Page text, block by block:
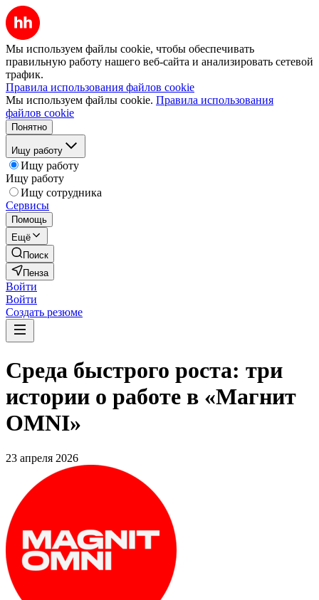
Мы используем файлы cookie, чтобы обеспечивать
правильную работу нашего веб-сайта и анализировать сетевой
трафик.
Правила использования файлов cookie
Мы используем файлы cookie. Правила использования
файлов cookie
Понятно
Ищу работу
Ищу работу
Ищу работу
Ищу сотрудника
Сервисы
Помощь
Ещё
Поиск
Пенза
Войти
Войти
Создать резюме
Среда быстрого роста: три
истории о работе в «Магнит
OMNI»
23 апреля 2026